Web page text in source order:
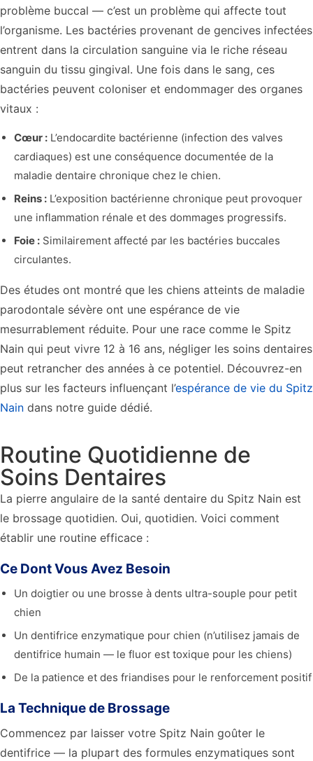
problème buccal — c’est un problème qui affecte tout
l’organisme. Les bactéries provenant de gencives infectées
entrent dans la circulation sanguine via le riche réseau
sanguin du tissu gingival. Une fois dans le sang, ces
bactéries peuvent coloniser et endommager des organes
vitaux :
Cœur : L’endocardite bactérienne (infection des valves
cardiaques) est une conséquence documentée de la
maladie dentaire chronique chez le chien.
Reins : L’exposition bactérienne chronique peut provoquer
une inflammation rénale et des dommages progressifs.
Foie : Similairement affecté par les bactéries buccales
circulantes.
Des études ont montré que les chiens atteints de maladie
parodontale sévère ont une espérance de vie
mesurrablement réduite. Pour une race comme le Spitz
Nain qui peut vivre 12 à 16 ans, négliger les soins dentaires
peut retrancher des années à ce potentiel. Découvrez-en
plus sur les facteurs influençant l’espérance de vie du Spitz
Nain dans notre guide dédié.
Routine Quotidienne de
Soins Dentaires
La pierre angulaire de la santé dentaire du Spitz Nain est
le brossage quotidien. Oui, quotidien. Voici comment
établir une routine efficace :
Ce Dont Vous Avez Besoin
Un doigtier ou une brosse à dents ultra-souple pour petit
chien
Un dentifrice enzymatique pour chien (n’utilisez jamais de
dentifrice humain — le fluor est toxique pour les chiens)
De la patience et des friandises pour le renforcement positif
La Technique de Brossage
Commencez par laisser votre Spitz Nain goûter le
dentifrice — la plupart des formules enzymatiques sont